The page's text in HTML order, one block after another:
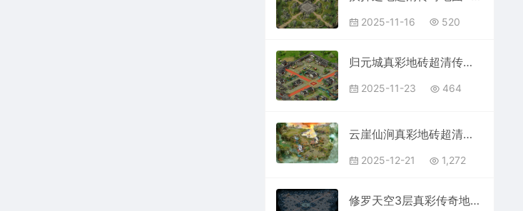
2025-11-16 520
归元城真彩地砖超清传奇地图素材202511235
2025-11-23 464
云崖仙涧真彩地砖超清传奇地图素材+工具202512217
2025-12-21 1,272
修罗天空3层真彩传奇地图超清地砖+工具202512211